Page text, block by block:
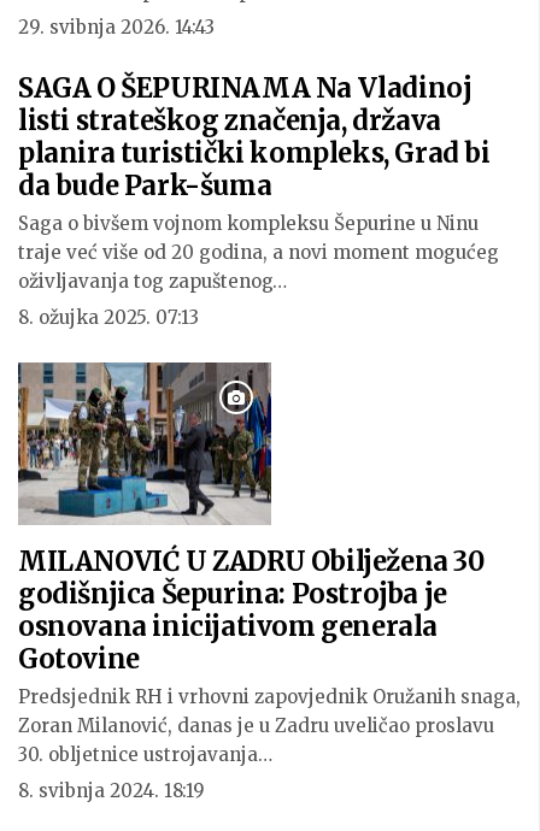
29. svibnja 2026. 14:43
SAGA O ŠEPURINAMA Na Vladinoj
listi strateškog značenja, država
planira turistički kompleks, Grad bi
da bude Park-šuma
Saga o bivšem vojnom kompleksu Šepurine u Ninu
traje već više od 20 godina, a novi moment mogućeg
oživljavanja tog zapuštenog…
8. ožujka 2025. 07:13
MILANOVIĆ U ZADRU Obilježena 30
godišnjica Šepurina: Postrojba je
osnovana inicijativom generala
Gotovine
Predsjednik RH i vrhovni zapovjednik Oružanih snaga,
Zoran Milanović, danas je u Zadru uveličao proslavu
30. obljetnice ustrojavanja…
8. svibnja 2024. 18:19